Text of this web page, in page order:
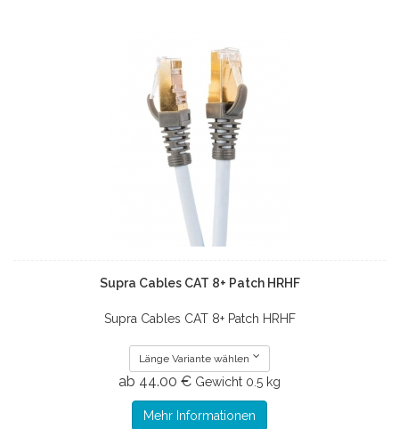
Supra Cables CAT 8+ Patch HRHF
Supra Cables CAT 8+ Patch HRHF
Länge Variante wählen
ab 44.00 € Gewicht 0.5 kg
Mehr Informationen